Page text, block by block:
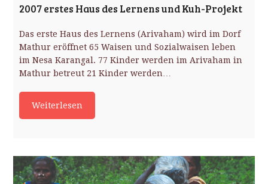
2007 erstes Haus des Lernens und Kuh-Projekt
Das erste Haus des Lernens (Arivaham) wird im Dorf
Mathur eröffnet 65 Waisen und Sozialwaisen leben
im Nesa Karangal. 77 Kinder werden im Arivaham in
Mathur betreut 21 Kinder werden…
Weiterlesen